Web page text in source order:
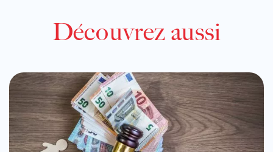
Découvrez aussi